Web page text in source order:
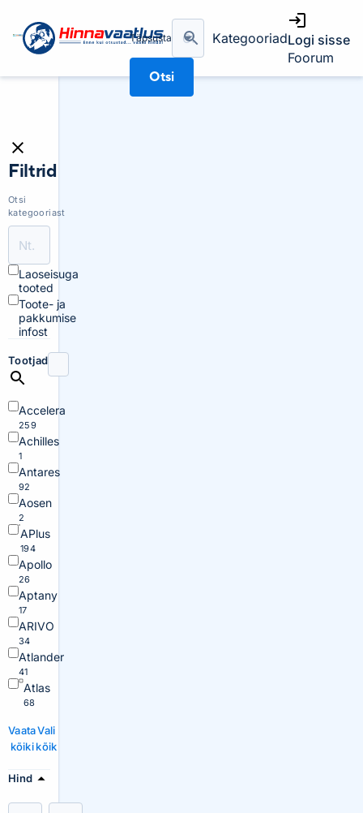
Täpsusta
Otsi
KategooriadLogi sisse
Foorum
Filtrid
Otsi
kategooriast
Laoseisuga
tooted
Toote- ja
pakkumise
infost
Tootjad
Accelera
259
Achilles
1
Antares
92
Aosen
2
APlus
194
Apollo
26
Aptany
17
ARIVO
34
Atlander
41
Atlas
68
Vaata
kõiki
Vali
kõik
Hind